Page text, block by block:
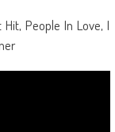
People In Love, I